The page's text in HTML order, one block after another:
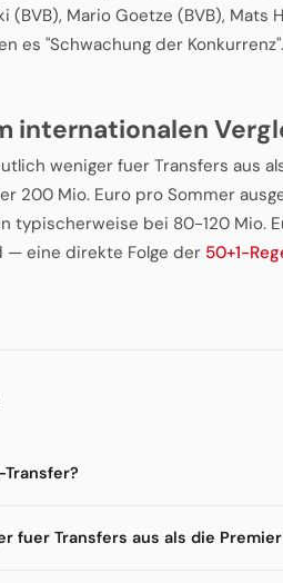
Mario Goetze (BVB), Mats
es "Schwachung der
internationalen
weniger fuer Transfers aus
200 Mio. Euro pro Sommer
typischerweise bei 80-120 Mio.
— eine direkte Folge der 50+1-
fuer Transfers aus als die Premier